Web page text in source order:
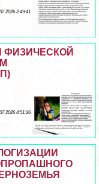
2026 2:49:41
ФИЗИЧЕСКОЙ
2026 4:51:26